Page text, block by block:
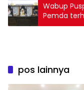
Wabup
Pemda
Lokal dan
pos lainnya